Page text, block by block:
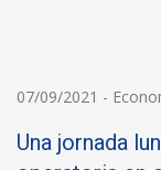
07/09/2021 -
Una jornada